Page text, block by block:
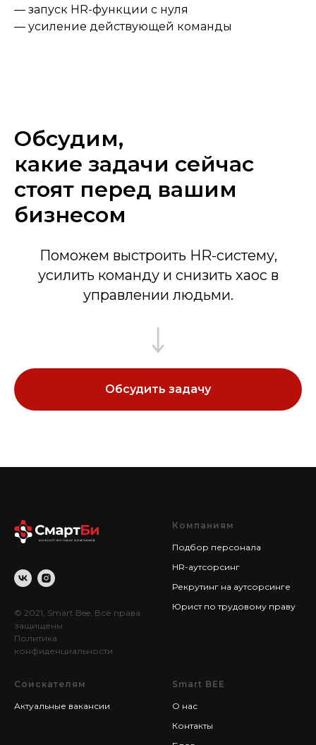
— запуск HR-функции с нуля
— усиление действующей команды
Обсудим,
какие задачи сейчас
стоят перед вашим
бизнесом
Поможем выстроить HR-систему,
усилить команду и снизить хаос в
управлении людьми.
Обсудить задачу
© 2021, Smart Bee, Все права
защищены
Политика
конфиденциальности
Компаниям
Подбор персонала
HR-аутсорсинг
Рекрутинг на аутсорсинге
Юрист по трудовому праву
Соискателям
Актуальные вакансии
Smart BEE
О нас
Контакты